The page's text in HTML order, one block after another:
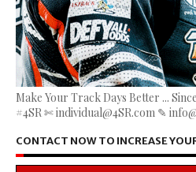
Make Your Track Days Better ...
#4SR ✄ individual@4SR.com ✎
CONTACT NOW TO INCREASE